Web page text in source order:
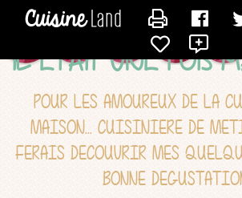
IL ETAIT UNE FOIS
POUR LES AMOUREUX DE LA
MAISON... CUISINIERE DE
FERAIS DECOUVRIR MES
BONNE
CONTACTER